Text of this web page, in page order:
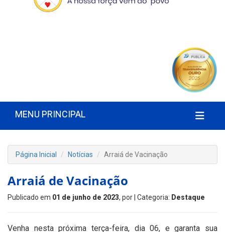
MENU PRINCIPAL
Página Inicial Notícias Arraiá de Vacinação
Arraiá de Vacinação
Publicado em 01 de junho de 2023, por | Categoria: Destaque
Venha nesta próxima terça-feira, dia 06, e garanta sua